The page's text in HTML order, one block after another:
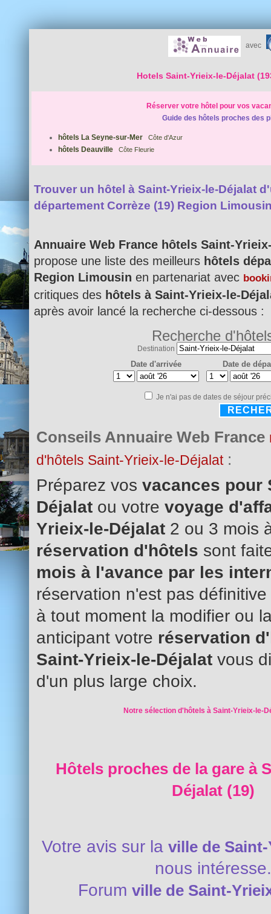
avec
Hotels Saint-Yrieix-le-Déjalat
Réserver votre hôtel pour vos
Guide des hôtels proches des
hôtels La Seyne-sur-Mer Côte d'Azur
hôtels Deauville Côte Fleurie
Trouver un hôtel à Saint-Yrieix-le-Déjalat
département Corrèze (19) Region
Annuaire Web France hôtels Saint-
propose une liste des meilleurs hôtels
Region Limousin en partenariat avec
critiques des hôtels à Saint-Yrieix-le-
après avoir lancé la recherche ci-dessous :
Recherche
Destination
Date d'arrivée Date de
Je n'ai pas de dates de séjour
Conseils Annuaire Web France
d'hôtels Saint-Yrieix-le-Déjalat:
Préparez vos vacances pour
Déjalat ou votre voyage
Yrieix-le-Déjalat 2 ou 3 mois
réservation d'hôtels sont
mois à l'avance par les
réservation n'est pas
à tout moment la modifier ou
anticipant votre réservation
Saint-Yrieix-le-Déjalat vous
d'un plus large choix.
Notre sélection d'hôtels à Saint-Yrieix-le-
Hôtels proches de la gare à
Déjalat (19)
Votre avis sur la ville de
nous intéresse.
Forum ville de Saint-